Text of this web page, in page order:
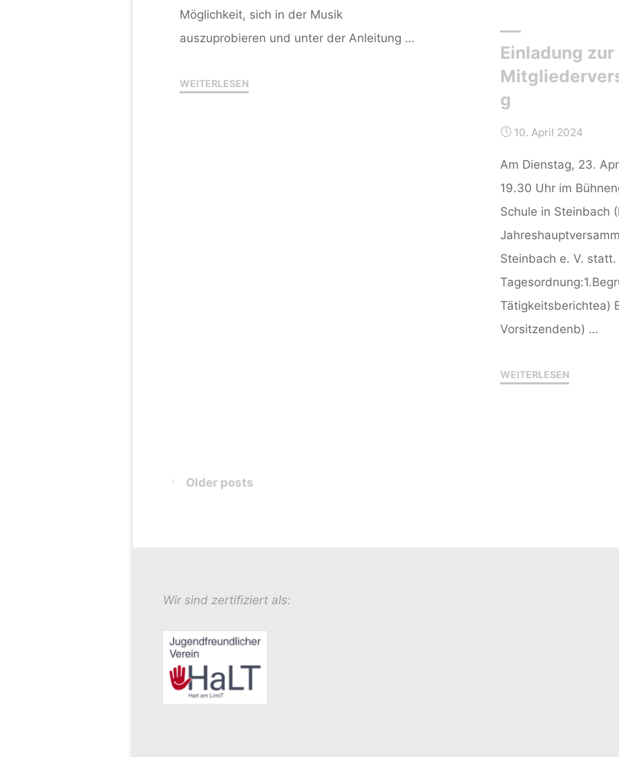
Möglichkeit, sich in der Musik
auszuprobieren und unter der Anleitung …
WEITERLESEN"Herzlichen
Einladung zur
g
10. April 2024
Am Dienstag, 23.
19.30 Uhr im
Schule in Steinbach
Steinbach e. V. statt.
Tätigkeitsberichtea)
Vorsitzendenb) …
WEITERLESEN"Einladung
Older posts
Wir sind zertifiziert als: